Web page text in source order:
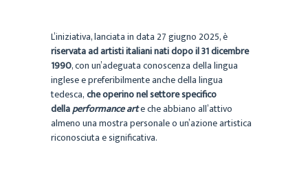
L’iniziativa, lanciata in data 27 giugno 2025, è
riservata ad artisti italiani nati dopo il 31 dicembre
1990, con un’adeguata conoscenza della lingua
inglese e preferibilmente anche della lingua
tedesca,che operino nel settore specifico
dellaperformance arte che abbiano all’attivo
almeno una mostra personale o un’azione artistica
riconosciuta e significativa.